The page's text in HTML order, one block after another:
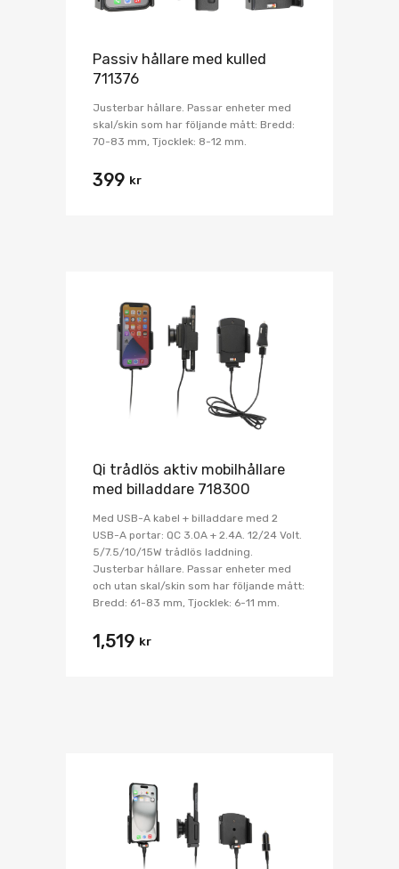
Passiv hållare med kulled
711376
Justerbar hållare. Passar enheter med
skal/skin som har följande mått: Bredd:
70-83 mm, Tjocklek: 8-12 mm.
399 kr
Qi trådlös aktiv mobilhållare
med billaddare 718300
Med USB-A kabel + billaddare med 2
USB-A portar: QC 3.0A + 2.4A. 12/24 Volt.
5/7.5/10/15W trådlös laddning.
Justerbar hållare. Passar enheter med
och utan skal/skin som har följande mått:
Bredd: 61-83 mm, Tjocklek: 6-11 mm.
1,519 kr